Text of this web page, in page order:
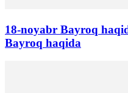
18-noyabr Bayroq
Bayroq haqida